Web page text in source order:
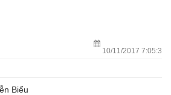
10/11/2017 7:05:3
Biểu